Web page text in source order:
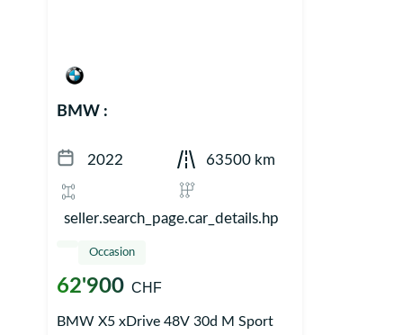
BMW :
2022 63500 km
seller.search_page.car_details.hp
Occasion
62'900CHF
BMW X5 xDrive 48V 30d M Sport